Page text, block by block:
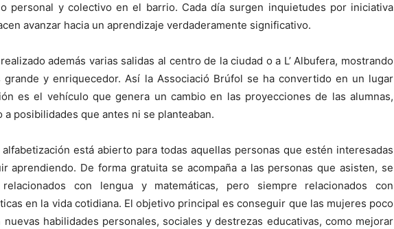
personal y colectivo en el barrio. Cada día surgen inquietudes por iniciativa
avanzar hacia un aprendizaje verdaderamente significativo.
además varias salidas al centro de la ciudad o a L’ Albufera, mostrando
y enriquecedor. Así la Associació Brúfol se ha convertido en un lugar
es el vehículo que genera un cambio en las proyecciones de las alumnas,
posibilidades que antes ni se planteaban.
está abierto para todas aquellas personas que estén interesadas
aprendiendo. De forma gratuita se acompaña a las personas que asisten, se
con lengua y matemáticas, pero siempre relacionados con
en la vida cotidiana. El objetivo principal es conseguir que las mujeres poco
nuevas habilidades personales, sociales y destrezas educativas, como mejorar